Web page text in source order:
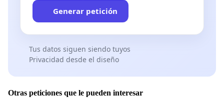
Generar petición
Tus datos siguen siendo tuyos
Privacidad desde el diseño
Otras peticiones que le pueden interesar